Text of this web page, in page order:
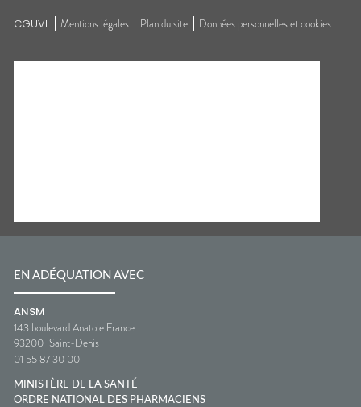
CGUVL Mentions légales Plan du site Données personnelles et cookies
EN ADÉQUATION AVEC
ANSM
143 boulevard Anatole France
93200 Saint-Denis
01 55 87 30 00
MINISTÈRE DE LA SANTÉ
ORDRE NATIONAL DES PHARMACIENS